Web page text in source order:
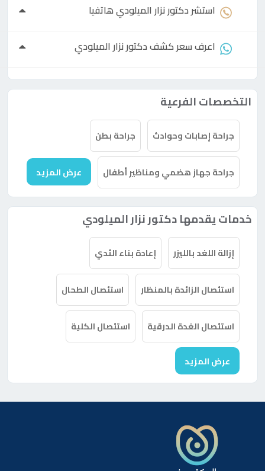
استشردكتورنزار الميلودي هاتفيا
اعرف سعر كشفدكتورنزار الميلودي
التخصصات الفرعية
جراحة إصابات وحوادث جراحة بطن
جراحة جهاز هضمي ومناظير أطفال عرض المزيد
خدمات يقدمها دكتور نزار الميلودي
إزالة اللغد بالليزر إعادة بناء الثدي
استئصال الزائدة بالمنظار استئصال الطحال
استئصال الغدة الدرقية استئصال الكلية
عرض المزيد